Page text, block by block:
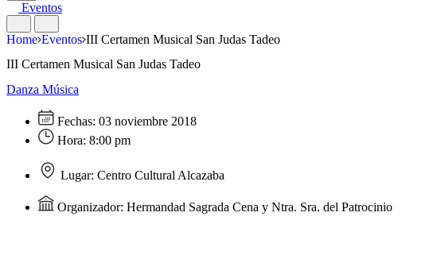
Eventos
Home Eventos III Certamen Musical San Judas Tadeo
III Certamen Musical San Judas Tadeo
Danza Música
Fechas: 03 noviembre 2018
Hora: 8:00 pm
Lugar: Centro Cultural Alcazaba
Organizador: Hermandad Sagrada Cena y Ntra. Sra. del Patrocinio